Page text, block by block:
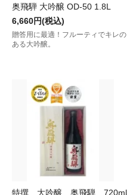
奥飛騨 大吟醸 OD-50 1.8L
6,660円(税込)
贈答用に最適！フルーティでキレの
ある大吟醸。
特撰 大吟醸 奥飛騨 720ml